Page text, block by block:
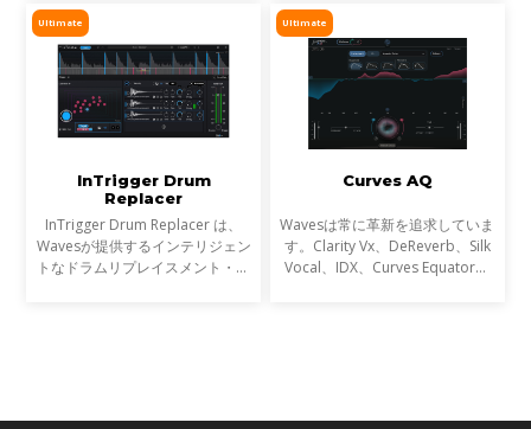
ウンドは世界を席巻しました。し
かし今、音楽は単なる音圧では
イブ音声のトリートメントに最適
です。
Ultimate
InTrigger Drum
Replacer
InTrigger Drum Replacer は、
Wavesが提供するインテリジェン
トなドラムリプレイスメント・プ
Ultimate
Curves AQ
Wavesは常に革新を追求していま
す。Clarity Vx、DeReverb、Silk
Vocal、IDX、Curves Equator、